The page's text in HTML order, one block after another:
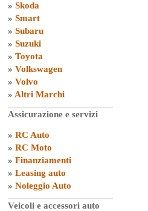
» Skoda
» Smart
» Subaru
» Suzuki
» Toyota
» Volkswagen
» Volvo
» Altri Marchi
Assicurazione e servizi
» RC Auto
» RC Moto
» Finanziamenti
» Leasing auto
» Noleggio Auto
Veicoli e accessori auto